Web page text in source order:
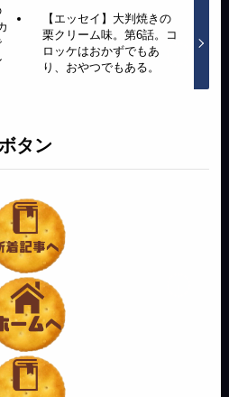
【エッセイ】大判焼きの
栗クリーム味。第6話。コ
ロッケはおかずでもあ
り、おやつでもある。
タン